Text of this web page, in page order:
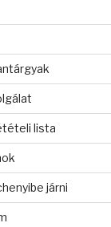
lista
járni